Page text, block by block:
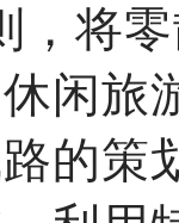
，将
闲旅
的策